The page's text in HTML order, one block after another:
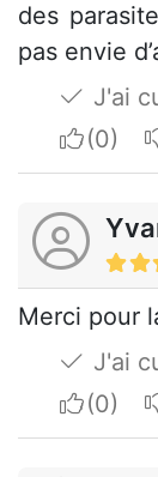
des
pas envie
J'ai
I
Merci pour
J'ai
I